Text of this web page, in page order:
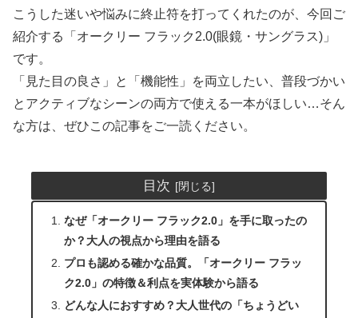
こうした迷いや悩みに終止符を打ってくれたのが、今回ご
紹介する「オークリー フラック2.0(眼鏡・サングラス)」
です。
「見た目の良さ」と「機能性」を両立したい、普段づかい
とアクティブなシーンの両方で使える一本がほしい…そん
な方は、ぜひこの記事をご一読ください。
目次
なぜ「オークリー フラック2.0」を手に取ったの
か？大人の視点から理由を語る
プロも認める確かな品質。「オークリー フラッ
ク2.0」の特徴＆利点を実体験から語る
どんな人におすすめ？大人世代の「ちょうどい